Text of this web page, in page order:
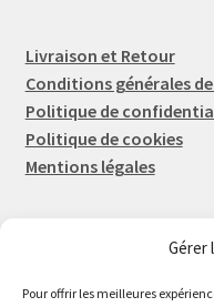
Gérer
Pour offrir les meilleures
Livraison et Retour
Conditions générales
Politique de
Politique de cookies
Mentions légales
Eric FORTIER EI